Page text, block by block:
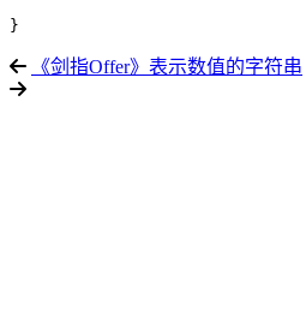
}
《剑指Offer》表示数值的字符串